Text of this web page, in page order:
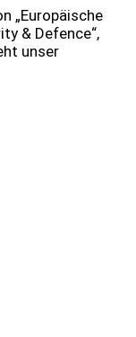
„Europäische
& Defence“,
unser